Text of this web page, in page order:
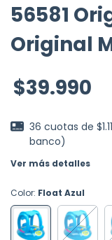
56581
Original
$39.990
36 cuotas de
banco)
Ver más detalles
Color: Float Azul